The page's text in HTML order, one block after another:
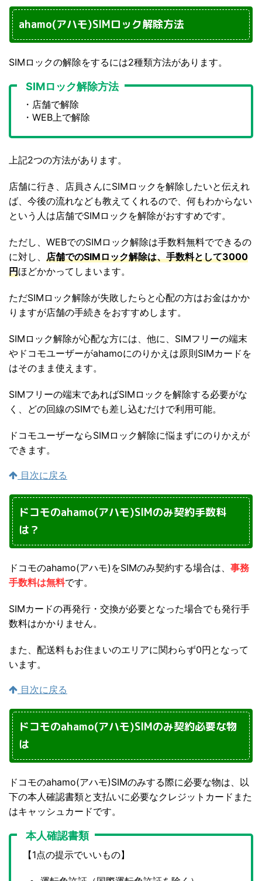
ahamo(アハモ)SIMロック解除方法
SIMロックの解除をするには2種類方法があります。
SIMロック解除方法
・店舗で解除
・WEB上で解除
上記2つの方法があります。
店舗に行き、店員さんにSIMロックを解除したいと伝えれ
ば、今後の流れなども教えてくれるので、何もわからない
という人は店舗でSIMロックを解除がおすすめです。
ただし、WEBでのSIMロック解除は手数料無料でできるの
に対し、 店舗でのSIMロック解除は、手数料として3000
円ほどかかってしまいます。
ただSIMロック解除が失敗したらと心配の方はお金はかか
りますが店舗の手続きをおすすめします。
SIMロック解除が心配な方には、他に、SIMフリーの端末
や ドコモユーザーがahamoにのりかえは原則SIMカードを
はそのまま使えます。
SIMフリーの端末であればSIMロックを解除する必要がな
く、どの回線のSIMでも差し込むだけで利用可能。
ドコモユーザーならSIMロック解除に悩まずにのりかえが
できます。
目次に戻る
ドコモのahamo(アハモ)SIMのみ契約手数料
は？
ドコモのahamo(アハモ)をSIMのみ契約する場合は、 事務
手数料は無料です。
SIMカードの再発行・交換が必要となった場合でも発行手
数料はかかりません。
また、配送料もお住まいのエリアに関わらず0円となって
います。
目次に戻る
ドコモのahamo(アハモ)SIMのみ契約必要な物
は
ドコモのahamo(アハモ)SIMのみする際に必要な物は、以
下の本人確認書類と支払いに必要なクレジットカードまた
はキャッシュカードです。
本人確認書類
【1点の提示でいいもの】